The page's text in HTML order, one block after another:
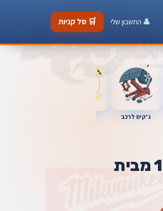
👤 החשבון שלי 🛒 סל קניות
ג'קים לרכב
פטישון 28 מ''מ 1200W מבית